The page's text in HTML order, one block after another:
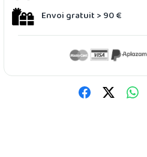
Envoi gratuit > 90 €